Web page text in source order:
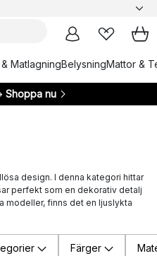
MatlagningBelysningMattor &
Shoppa nu
design. I denna kategori hittar
perfekt som en dekorativ detalj
modeller, finns det en ljuslykta
Färger